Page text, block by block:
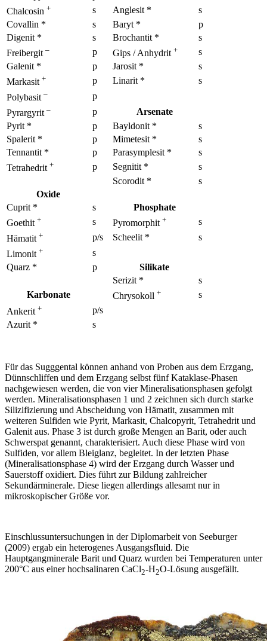
Chalcosin + s Anglesit *
s
Covallin *
s Baryt *
p
Digenit *
s Brochantit *
s
Freibergit – p Gips / Anhydrit +
s
Galenit *
p Jarosit *
s
Markasit + p Linarit *
s
Polybasit –
p
Pyrargyrit – p
Arsenate
Pyrit *
p Bayldonit *
s
Spalerit *
p Mimetesit *
s
Tennantit *
p Parasymplesit *
s
Tetrahedrit + p Segnitit *
s
Scorodit *
s
Oxide
Cuprit *
s
Phosphate
Goethit + s Pyromorphit +
s
Hämatit + p/s Scheelit *
s
Limonit +
s
Quarz *
p
Silikate
Serizit *
s
Karbonate
Chrysokoll +
s
Ankerit + p/s
Azurit *
s
Für das Sugggental können anhand von Proben aus dem Erzgang,
Dünnschliffen und dem Erzgang selbst fünf Kataklase-Phasen
nachgewiesen werden, die von vier Mineralisationsphasen gefolgt
werden. Mineralisationsphasen 1 und 2 zeichnen sich durch starke
Silizifizierung und Abscheidung von Hämatit, zusammen mit
weiteren Sulfiden wie Pyrit, Markasit, Chalcopyrit, Tetrahedrit und
Galenit aus. Phase 3 ist durch große Mengen an Barit, oder auch
Schwerspat genannt, charakterisiert. Auch diese Phase wird von
Sulfiden, vor allem Bleiglanz, begleitet. In der letzten Phase
(Mineralisationsphase 4) wird der Erzgang durch Wasser und
Sauerstoff oxidiert. Dies führt zur Bildung zahlreicher
Sekundärminerale. Diese liegen allerdings allesamt nur in
mikroskopischer Größe vor.
Einschlussuntersuchungen in der Diplomarbeit von Seeburger
(2009) ergab ein heterogenes Ausgangsfluid. Die
Hauptgangminerale Barit und Quarz wurden bei Temperaturen unter
200°C aus einer hochsalinaren CaCl2-H2O-Lösung ausgefällt.